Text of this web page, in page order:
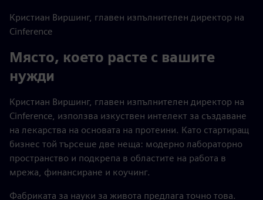
Кристиан Виршинг, главен изпълнителен директор на
Cinference
Място, което расте с вашите
нужди
Кристиан Виршинг, главен изпълнителен директор на
Cinference, използва изкуствен интелект за създаване
на лекарства на основата на протеини. Като стартиращ
бизнес той търсеше две неща: модерно лабораторно
пространство и подкрепа в областите на работа в
мрежа, финансиране и коучинг.
Фабриката за науки за живота предлага точно това.